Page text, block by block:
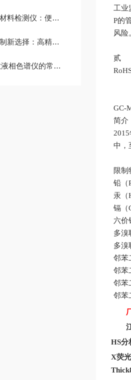
便携高效的材料成分检测设备
快速硫含量检测仪，提升产品竞争力
仪的常用数据处理方法
工业
P的
风险
贰
GC-
简介
中，
限制
铅（
汞（
镉（
六价
多溴
多溴
邻苯
邻苯
邻苯
邻苯
HS分
X荧